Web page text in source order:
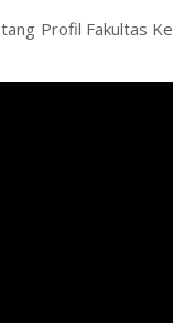
Profil Fakultas